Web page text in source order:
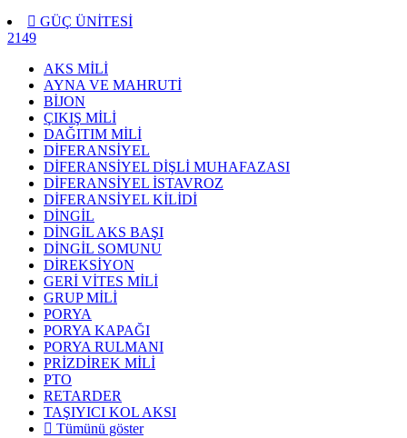
GÜÇ ÜNİTESİ
2149
AKS MİLİ
AYNA VE MAHRUTİ
BİJON
ÇIKIŞ MİLİ
DAĞITIM MİLİ
DİFERANSİYEL
DİFERANSİYEL DİŞLİ MUHAFAZASI
DİFERANSİYEL İSTAVROZ
DİFERANSİYEL KİLİDİ
DİNGİL
DİNGİL AKS BAŞI
DİNGİL SOMUNU
DİREKSİYON
GERİ VİTES MİLİ
GRUP MİLİ
PORYA
PORYA KAPAĞI
PORYA RULMANI
PRİZDİREK MİLİ
PTO
RETARDER
TAŞIYICI KOL AKSI
Tümünü göster